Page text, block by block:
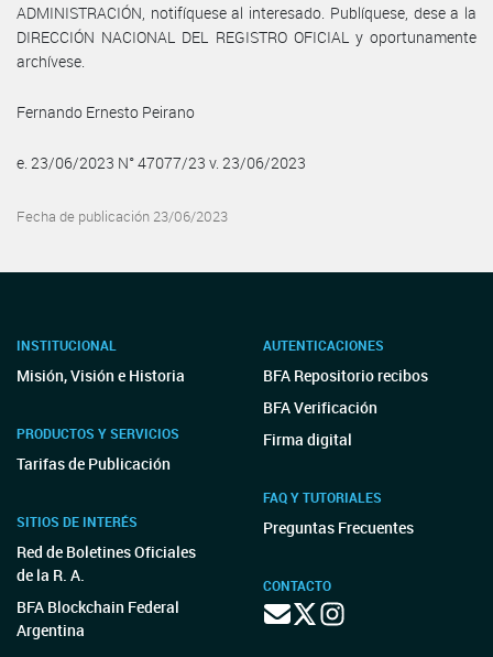
ADMINISTRACIÓN, notifíquese al interesado. Publíquese, dese a la
DIRECCIÓN NACIONAL DEL REGISTRO OFICIAL y oportunamente
archívese.
Fernando Ernesto Peirano
e. 23/06/2023 N° 47077/23 v. 23/06/2023
Fecha de publicación 23/06/2023
INSTITUCIONAL
Misión, Visión e Historia
PRODUCTOS Y SERVICIOS
Tarifas de Publicación
SITIOS DE INTERÉS
Red de Boletines Oficiales
de la R. A.
BFA Blockchain Federal
Argentina
AUTENTICACIONES
BFA Repositorio recibos
BFA Verificación
Firma digital
FAQ Y TUTORIALES
Preguntas Frecuentes
CONTACTO